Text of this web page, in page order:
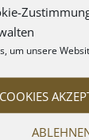
um unsere
COOKIES